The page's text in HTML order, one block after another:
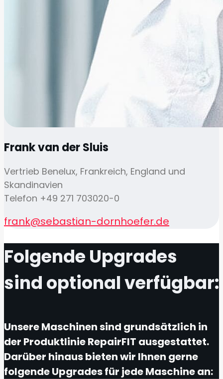
Frank van der Sluis
Vertrieb Benelux, Frankreich, England und
Skandinavien
Telefon +49 271 703020-0
frank@sebastian-dornhoefer.de
Folgende Upgrades
sind optional verfügbar:
Unsere Maschinen sind grundsätzlich in
der Produktlinie RepairFIT ausgestattet.
Darüber hinaus bieten wir Ihnen gerne
folgende Upgrades für jede Maschine an: